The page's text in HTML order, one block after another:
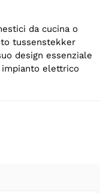
da cucina o
tussenstekker
design essenziale
elettrico